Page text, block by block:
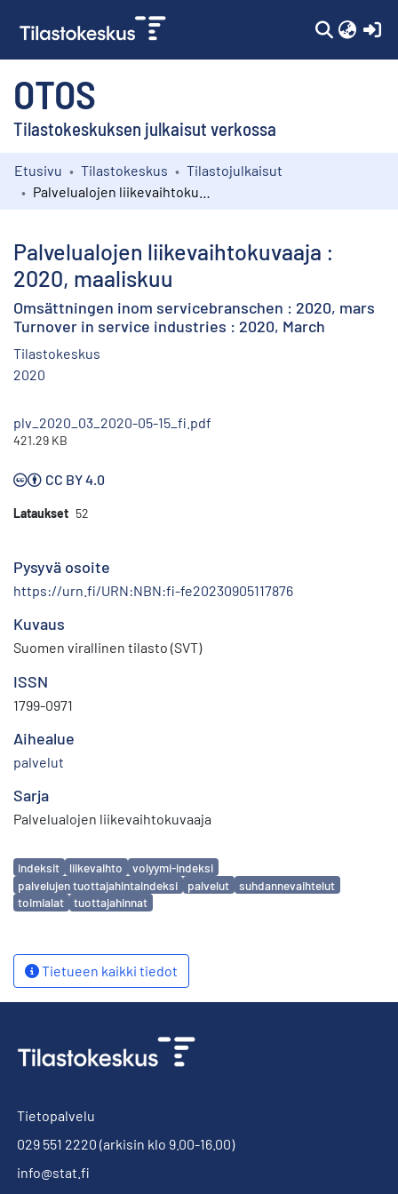
OTOS
Tilastokeskuksen julkaisut verkossa
Kokoelmat
Etusivu Tilastokeskus
Tilastojulkaisut
Palvelualojen liikevaihtokuvaaja :
2020, maaliskuu
Omsättningen inom servicebranschen : 2020, mars
Turnover in service industries : 2020, March
Tilastokeskus
2020
plv_2020_03_2020-05-15_fi.pdf
421.29 KB
CC BY 4.0
Lataukset 52
Pysyvä osoite
https://urn.fi/URN:NBN:fi-fe20230905117876
Kuvaus
Suomen virallinen tilasto (SVT)
ISSN
1799-0971
Aihealue
palvelut
Sarja
Palvelualojen liikevaihtokuvaaja
Avainsanat
indeksit liikevaihto
volyymi-indeksi
palvelujen tuottajahintaindeksi
palvelut
suhdannevaihtelut
toimialat
tuottajahinnat
Tietueen kaikki tiedot
Tietopalvelu
029 551 2220 (arkisin klo 9.00-16.00)
info@stat.fi